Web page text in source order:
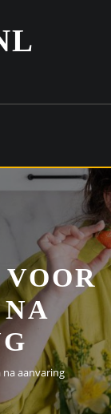
aanvaring